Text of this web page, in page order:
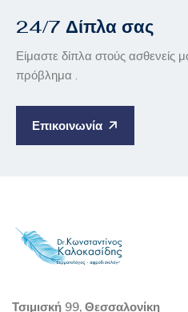
24/7 Δίπλα σας
Είμαστε δίπλα στούς ασθενείς
πρόβλημα .
Επικοινωνία
Τσιμισκή 99, Θεσσαλονίκη